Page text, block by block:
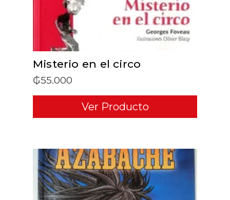
Misterio en el circo
₲55.000
Ver Producto